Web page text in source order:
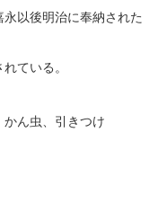
以後明治に奉納された
ている。
ん虫、引きつけ